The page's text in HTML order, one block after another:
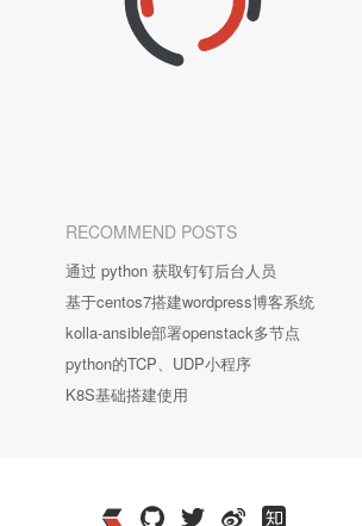
RECOMMEND POSTS
通过 python 获取钉钉后台人员
基于centos7搭建wordpress博客系统
kolla-ansible部署openstack多节点
python的TCP、UDP小程序
K8S基础搭建使用